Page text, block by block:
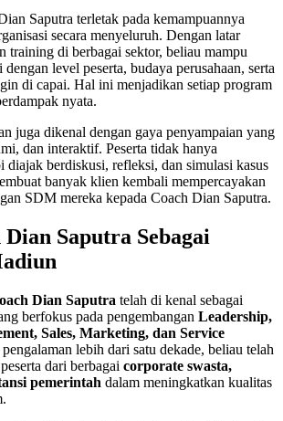
Saputra terletak pada kemampuannya
secara menyeluruh. Dengan latar
training di berbagai sektor, beliau mampu
level peserta, budaya perusahaan, serta
di capai. Hal ini menjadikan setiap program
nyata.
juga dikenal dengan gaya penyampaian yang
dan interaktif. Peserta tidak hanya
diajak berdiskusi, refleksi, dan simulasi kasus
banyak klien kembali mempercayakan
SDM mereka kepada Coach Dian Saputra.
Saputra Sebagai
Dian Saputra telah di kenal sebagai
berfokus pada pengembangan Leadership,
Sales, Marketing, dan Service
lebih dari satu dekade, beliau telah
dari berbagai corporate swasta,
pemerintah dalam meningkatkan kualitas